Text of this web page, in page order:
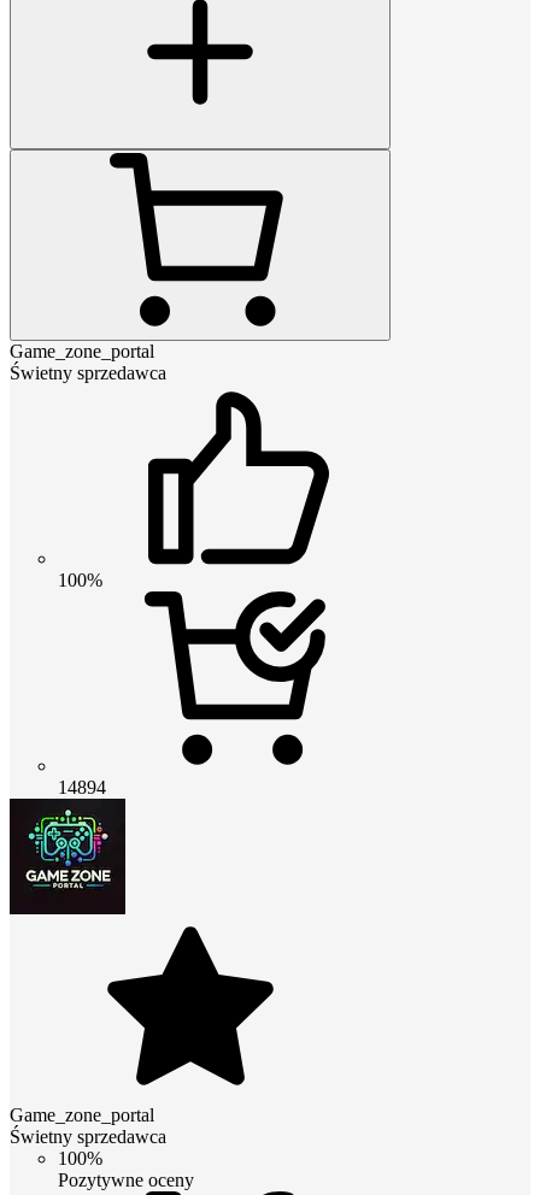
Game_zone_portal
Świetny sprzedawca
100%
14894
Game_zone_portal
Świetny sprzedawca
100%
Pozytywne oceny